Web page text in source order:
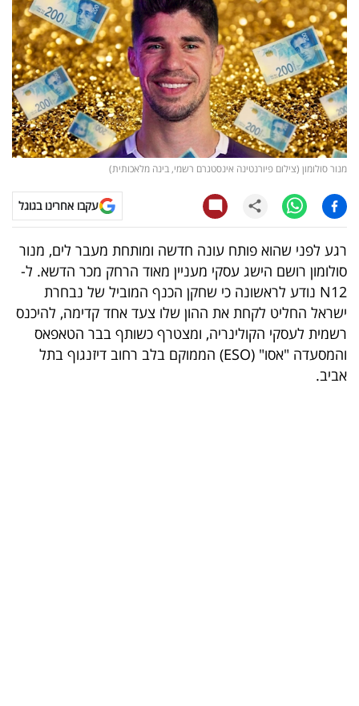
ומחקרים
דעות
רכילות
עסקית
קריפטו
טלוויזיה
עסקי
ספורט
קריירה
ולימודים
מינויים
מנור סולומון (צילום פיורנטינה אינסטגרם רשמי, בינה מלאכותית)
עקבו אחרינו בגוגל
רגע לפני שהוא פותח עונה חדשה ומותחת מעבר לים, מנור
סולומון רושם הישג עסקי מעניין מאוד הרחק מכר הדשא. ל-
N12 נודע לראשונה כי שחקן הכנף המוביל של נבחרת
ישראל החליט לקחת את ההון שלו צעד אחד קדימה, להיכנס
רשמית לעסקי הקולינריה, ומצטרף כשותף בבר הטאפאס
והמסעדה "אסו" (ESO) הממוקם בלב רחוב דיזנגוף בתל
אביב.